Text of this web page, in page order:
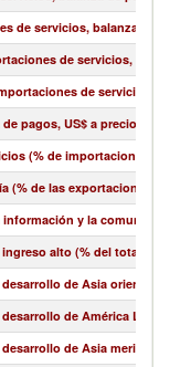
de servicios, balanza de
de servicios,
de servicios,
pagos, US$ a precios
(% de importaciones
(% de las exportaciones
y la
alto (% del total de
de Asia oriental
de América
de Asia